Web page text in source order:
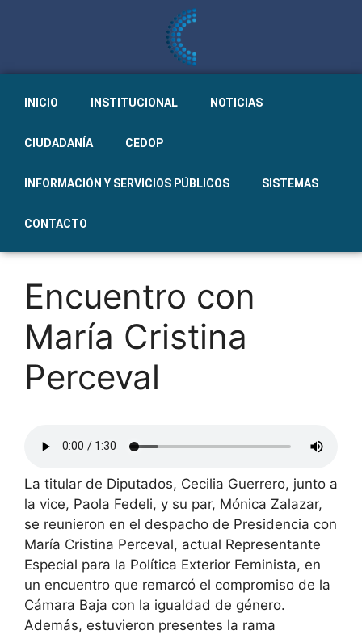
INICIO INSTITUCIONAL NOTICIAS
CIUDADANÍA CEDOP
INFORMACIÓN Y SERVICIOS PÚBLICOS SISTEMAS
CONTACTO
Encuentro con
María Cristina
Perceval
La titular de Diputados, Cecilia Guerrero, junto a
la vice, Paola Fedeli, y su par, Mónica Zalazar,
se reunieron en el despacho de Presidencia con
María Cristina Perceval, actual Representante
Especial para la Política Exterior Feminista, en
un encuentro que remarcó el compromiso de la
Cámara Baja con la igualdad de género.
Además, estuvieron presentes la rama